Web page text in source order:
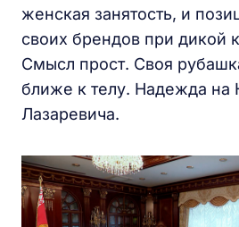
женская занятость, и
своих брендов при дикой
Смысл прост. Своя
ближе к телу. Надежда на
Лазаревича.